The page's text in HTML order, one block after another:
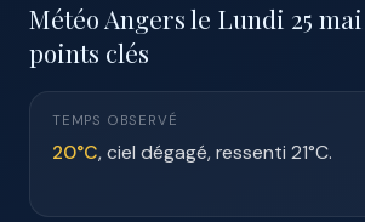
Météo Angers le Lundi 25 mai
points clés
TEMPS OBSERVÉ
20°C, ciel dégagé, ressenti 21°C.